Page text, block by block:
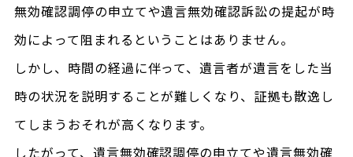
無効確認調停の申立てや遺言無効確認訴訟の提起が時
効によって阻まれるということはありません。
しかし、時間の経過に伴って、遺言者が遺言をした当
時の状況を説明することが難しくなり、証拠も散逸し
てしまうおそれが高くなります。
したがって、遺言無効確認調停の申立てや遺言無効確